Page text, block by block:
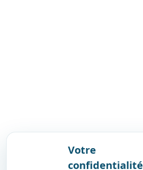
Votre
confidentialité